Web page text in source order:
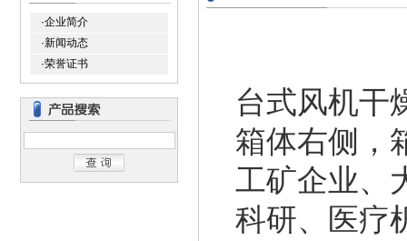
·企业简介
·新闻动态
·荣誉证书
台式风机干
箱体右侧，
工矿企业、
科研、医疗